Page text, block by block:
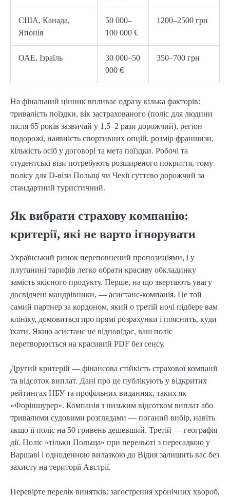
США, Канада,
Японія
50 000–
100 000 €
1200–2500 грн
ОАЕ, Ізраїль
30 000–50
000 €
350–700 грн
На фінальний цінник впливає одразу кілька факторів:
тривалість поїздки, вік застрахованого (поліс для людини
після 65 років зазвичай у 1,5–2 рази дорожчий), регіон
подорожі, наявність спортивних опцій, розмір франшизи,
кількість осіб у договорі та мета поїздки. Робочі та
студентські візи потребують розширеного покриття, тому
полісу для D-візи Польщі чи Чехії суттєво дорожчий за
стандартний туристичний.
Як вибрати страхову компанію:
критерії, які не варто ігнорувати
Український ринок переповнений пропозиціями, і у
плутанині тарифів легко обрати красиву обкладинку
замість якісного продукту. Перше, на що звертають увагу
досвідчені мандрівники, — асистанс-компанія. Це той
самий партнер за кордоном, який о третій ночі підбере вам
клініку, домовиться про прямі розрахунки і пояснить, куди
їхати. Якщо асистанс не відповідає, ваш поліс
перетворюється на красивий PDF без сенсу.
Другий критерій — фінансова стійкість страхової компанії
та відсоток виплат. Дані про це публікують у відкритих
рейтингах НБУ та профільних виданнях, таких як
«Форіншурер». Компанія з низьким відсотком виплат або
тривалими судовими розглядами — поганий вибір, навіть
якщо її поліс на 50 гривень дешевший. Третій — географія
дії. Поліс «тільки Польща» при перельоті з пересадкою у
Варшаві і одноденною вилазкою до Відня залишить вас без
захисту на території Австрії.
Перевірте перелік винятків: загострення хронічних хвороб,